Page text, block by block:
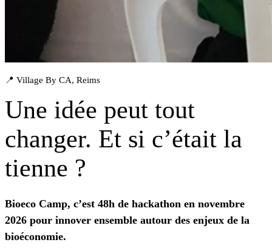
📍 Village By CA, Reims
Une idée peut tout
changer. Et si c’était la
tienne ?
Bioeco Camp, c’est 48h de hackathon en novembre
2026 pour innover ensemble autour des enjeux de la
bioéconomie.